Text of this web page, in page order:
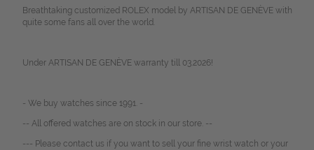
Breathtaking customized ROLEX model by ARTISAN DE GENÈVE with
quite some fans all over the world.
Under ARTISAN DE GENÈVE warranty till 03.2026!
- We buy watches since 1991. -
-- All offered watches are on stock in our store. --
--- Please contact us if you want to sell your fine wrist watch or your